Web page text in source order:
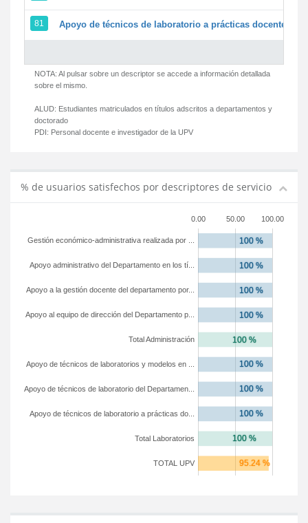
81 Apoyo de técnicos de laboratorio a prácticas docentes y
NOTA: Al pulsar sobre un descriptor se accede a información detallada
sobre el mismo.
ALUD: Estudiantes matriculados en títulos adscritos a departamentos y
doctorado
PDI: Personal docente e investigador de la UPV
% de usuarios satisfechos por descriptores de servicio
0.00 50.00 100.00
TOTAL UPV
Total Laboratorios
Apoyo de técnicos de laboratorio a prácticas do...
Apoyo de técnicos de laboratorio del Departamen...
Apoyo de técnicos de laboratorios y modelos en ...
Total Administración
Apoyo al equipo de dirección del Departamento p...
Apoyo a la gestión docente del departamento por...
Apoyo administrativo del Departamento en los tí...
Gestión económico-administrativa realizada por ...